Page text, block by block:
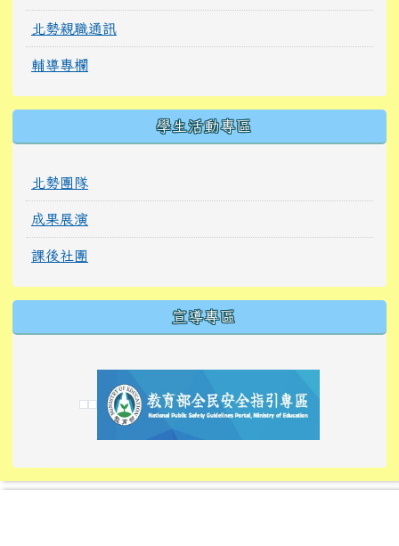
北勢親職通訊
輔導專欄
學生活動專區
北勢團隊
成果展演
課後社團
宣導專區
link to https://
link to https://10000.gov.tw/
link to https://
link to https://10000.gov.tw/
link to https://
link to https://
link to https://i.win.org.tw/
link to https://
link to https://
link to https://
link to https://